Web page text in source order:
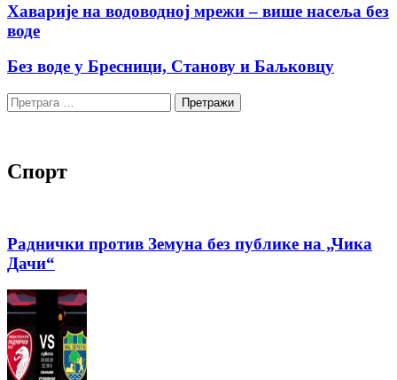
Хаварије на водоводној мрежи – више насеља без
воде
Без воде у Бресници, Станову и Баљковцу
Претрага
за:
Спорт
Раднички против Земуна без публике на „Чика
Дачи“